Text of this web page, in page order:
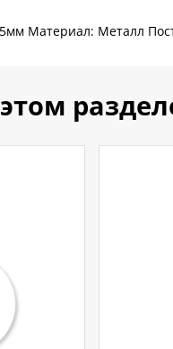
Материал: Металл